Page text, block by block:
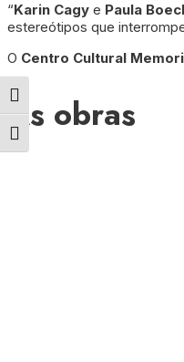
Alternar alto contraste
Alternar tamanho da fonte
“Karin Cagy e Paula
estereótipos que
O Centro Cultural
As obras